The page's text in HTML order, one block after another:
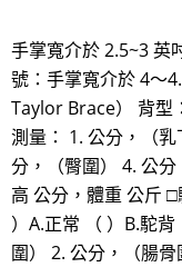
手掌寬介於 2.5~3 英
號：手掌寬介於 4～
Taylor Brace） 背型
測量： 1. 公分，（
分，（臀圍） 4. 公
高 公分，體重 公斤
）A.正常 （ ）B.駝
圍） 2. 公分，（腸